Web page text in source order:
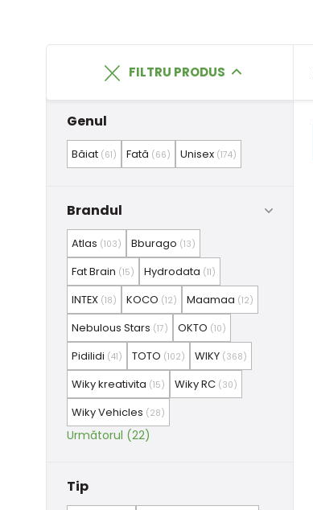
FILTRU PRODUS
Genul
Băiat (61) Fată (66) Unisex (174)
Brandul
Atlas (103) Bburago (13)
Fat Brain (15) Hydrodata (11)
INTEX (18) KOCO (12) Maamaa (12)
Nebulous Stars (17) OKTO (10)
Pidilidi (41) TOTO (102) WIKY (368)
Wiky kreativita (15) Wiky RC (30)
Wiky Vehicles (28)
Următorul (22)
Tip